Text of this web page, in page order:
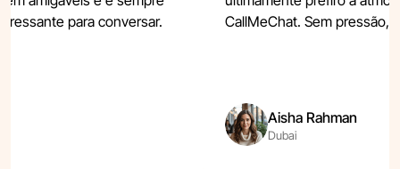
para conversar.
CallMeChat. Sem pressão,
Aisha Rahman
Dubai